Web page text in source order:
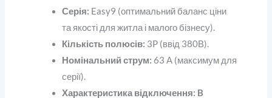
Серія: Easy9 (оптимальний баланс ціни
та якості для житла і малого бізнесу).
Кількість полюсів: 3P (ввід 380В).
Номінальний струм: 63 А (максимум для
серії).
Характеристика відключення: B